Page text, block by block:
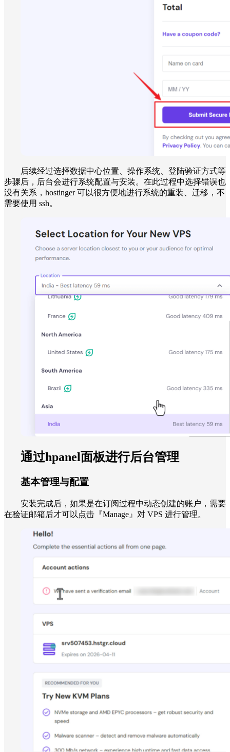
后续经过选择数据中心位置、操作系统、登陆验证方式等
步骤后，后台会进行系统配置与安装。在此过程中选择错误也
没有关系，hostinger 可以很方便地进行系统的重装、迁移，不
需要使用 ssh。
通过hpanel面板进行后台管理
基本管理与配置
安装完成后，如果是在订阅过程中动态创建的账户，需要
在验证邮箱后才可以点击『Manage』对 VPS 进行管理。